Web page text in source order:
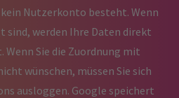
Nutzerkonto besteht. Wenn
sind, werden Ihre Daten direkt
Sie die Zuordnung mit
wünschen, müssen Sie sich
ausloggen. Google speichert